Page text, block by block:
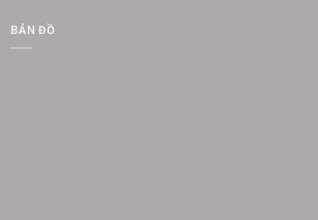
BẢN ĐỒ